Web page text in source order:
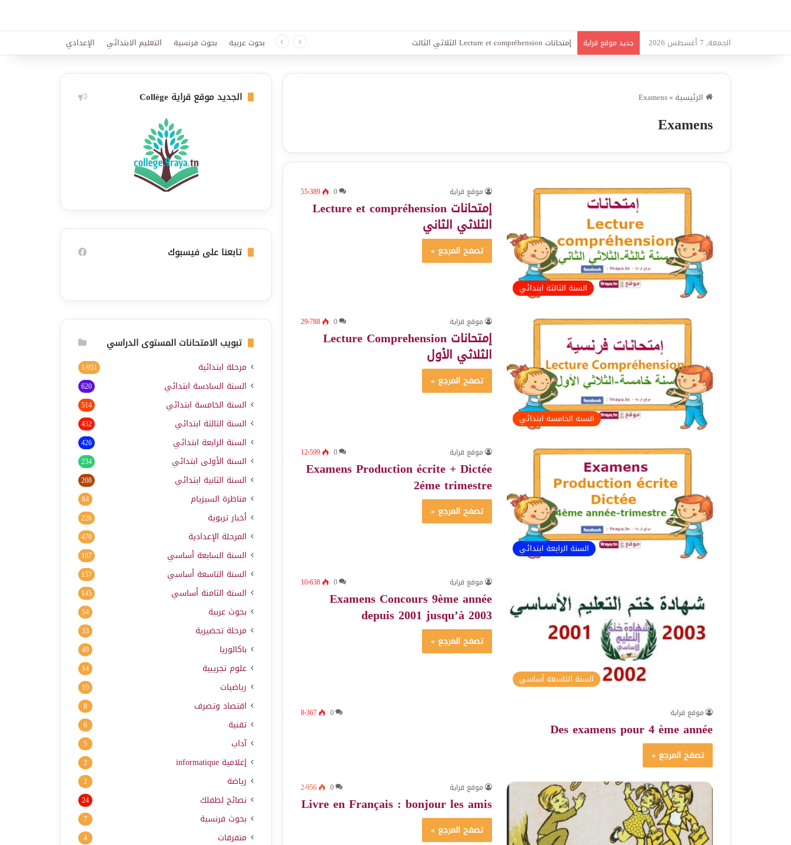
الجمعة, 7 أغسطس 2026 جديد موقع قراية امتحانات قواعد لغة الثلاثي الثالث بحوث عربية بحوث فرنسية التعليم الابتدائي الإعدادي
الرئيسية »
Examens
Examens
السنة الثالثة ابتدائي
موقع قراية 0 55٬389
إمتحانات Lecture et compréhension
الثلاثي الثاني
تصفح المرجع »
السنة الخامسة ابتدائي
موقع قراية 0 29٬788
إمتحانات Lecture Comprehension
الثلاثي الأول
تصفح المرجع »
السنة الرابعة ابتدائي
موقع قراية 0 12٬599
Examens Production écrite + Dictée
2éme trimestre
تصفح المرجع »
السنة التاسعة أساسي
موقع قراية 0 10٬638
Examens Concours 9ème année
depuis 2001 jusqu’à 2003
تصفح المرجع »
موقع قراية 0 8٬367
Des examens pour 4 ème année
تصفح المرجع »
موقع قراية 0 2٬956
Livre en Français : bonjour les amis
تصفح المرجع »
الجديد موقع قراية Collège
تابعنا على فيسبوك
تبويب الامتحانات المستوى الدراسي
مرحلة ابتدائية 1٬951
السنة السادسة ابتدائي 620
السنة الخامسة ابتدائي 514
السنة الثالثة ابتدائي 432
السنة الرابعة ابتدائي 426
السنة الأولى ابتدائي 234
السنة الثانية ابتدائي 208
مناظرة السيزيام 84
أخبار تربوية 226
المرحلة الإعدادية 470
السنة السابعة أساسي 167
السنة التاسعة أساسي 157
السنة الثامنة أساسي 145
بحوث عربية 54
مرحلة تحضيرية 33
باكالوريا 49
علوم تجريبية 14
رياضيات 10
اقتصاد وتصرف 8
تقنية 6
آداب 5
إعلامية informatique
2
رياضة 2
نصائح لطفلك 24
بحوث فرنسية 7
متفرقات 4